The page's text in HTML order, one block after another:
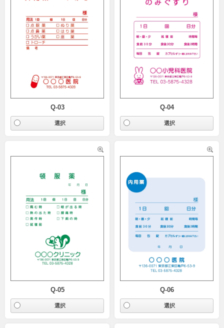
Q-03 Q-04
Q-05 Q-06